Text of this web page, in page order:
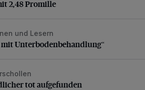
2,48 Promille
Unterbodenbehandlung“
und Lesern
mit Unterbodenbehandlung“
tot aufgefunden
tot aufgefunden